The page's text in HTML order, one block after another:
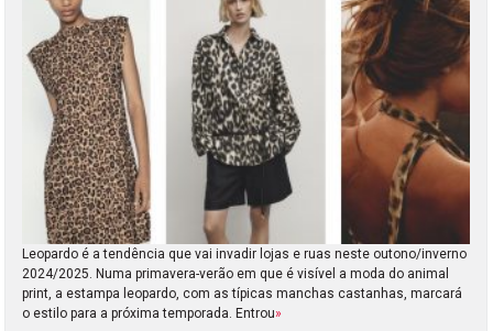
Leopardo é a tendência que vai invadir lojas e ruas neste outono/inverno
2024/2025. Numa primavera-verão em que é visível a moda do animal
print, a estampa leopardo, com as típicas manchas castanhas, marcará
o estilo para a próxima temporada. Entrou»